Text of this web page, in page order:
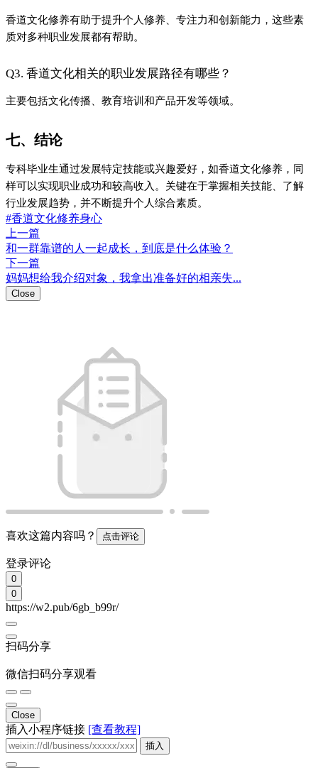
香道文化修养有助于提升个人修养、专注力和创新能力，这些素
质对多种职业发展都有帮助。
Q3. 香道文化相关的职业发展路径有哪些？
主要包括文化传播、教育培训和产品开发等领域。
七、结论
专科毕业生通过发展特定技能或兴趣爱好，如香道文化修养，同
样可以实现职业成功和较高收入。关键在于掌握相关技能、了解
行业发展趋势，并不断提升个人综合素质。
#香道文化修养身心
上一篇
和一群靠谱的人一起成长，到底是什么体验？
下一篇
妈妈想给我介绍对象，我拿出准备好的相亲失...
Close
喜欢这篇内容吗？ 点击评论
登录评论
0
0
https://w2.pub/6gb_b99r/
扫码分享
微信扫码分享观看
Close
插入小程序链接 [查看教程]
插入